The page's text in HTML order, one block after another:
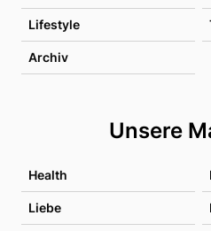
Lifestyle
Archiv
Unsere
Health
Liebe